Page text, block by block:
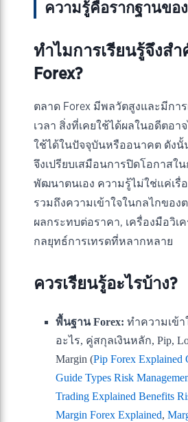
ความรู้คือรากฐานขอ
ทำไมการเรียนรู้จึงส
Forex?
ตลาด Forex มีพลวัตสูงและมีกา
เวลา สิ่งที่เคยใช้ได้ผลในอดีตอา
ใช้ได้ในปัจจุบันหรืออนาคต ดังนั้
จึงเปรียบเสมือนการปิดโอกาสใ
พัฒนาตนเอง ความรู้ไม่ใช่แค่เรื่
รวมถึงความเข้าใจในกลไกของ
ผลกระทบต่อราคา, เครื่องมือวิเ
กลยุทธ์การเทรดที่หลากหลาย
ควรเรียนรู้อะไรบ้าง?
พื้นฐาน Forex: ทำความเข้า
อะไร, คู่สกุลเงินหลัก, Pip,
Margin (Pip Forex Explained
Guide Types Risk
Trading Explained Benefits
Margin Forex Explained,